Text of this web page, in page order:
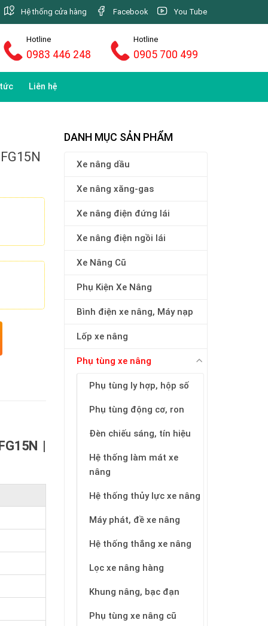
Hệ thống cửa hàng Facebook You Tube
Hotline
0983 446 248
Hotline
0905 700 499
Liên hệ
DANH MỤC SẢN PHẨM
Xe nâng dầu
Xe nâng xăng-gas
Xe nâng điện đứng lái
Xe nâng điện ngồi lái
Xe Nâng Cũ
Phụ Kiện Xe Nâng
Bình điện xe nâng, Máy nạp
Lốp xe nâng
Phụ tùng xe nâng
Phụ tùng ly hợp, hộp số
Phụ tùng động cơ, ron
Đèn chiếu sáng, tín hiệu
Hệ thống làm mát xe
nâng
Hệ thống thủy lực xe nâng
Máy phát, đề xe nâng
Hệ thống thắng xe nâng
Lọc xe nâng hàng
Khung nâng, bạc đạn
Phụ tùng xe nâng cũ
|